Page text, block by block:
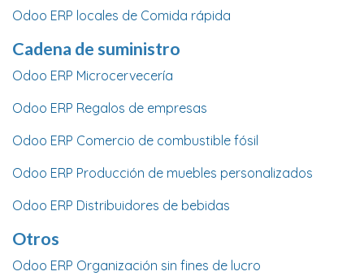
Odoo ERP locales de Comida rápida
Cadena de suministro
Odoo ERP Microcervecería
Odoo ERP Regalos de empresas
Odoo ERP Comercio de combustible fósil
Odoo ERP Producción de muebles personalizados
Odoo ERP Distribuidores de bebidas
Otros
Odoo ERP Organización sin fines de lucro